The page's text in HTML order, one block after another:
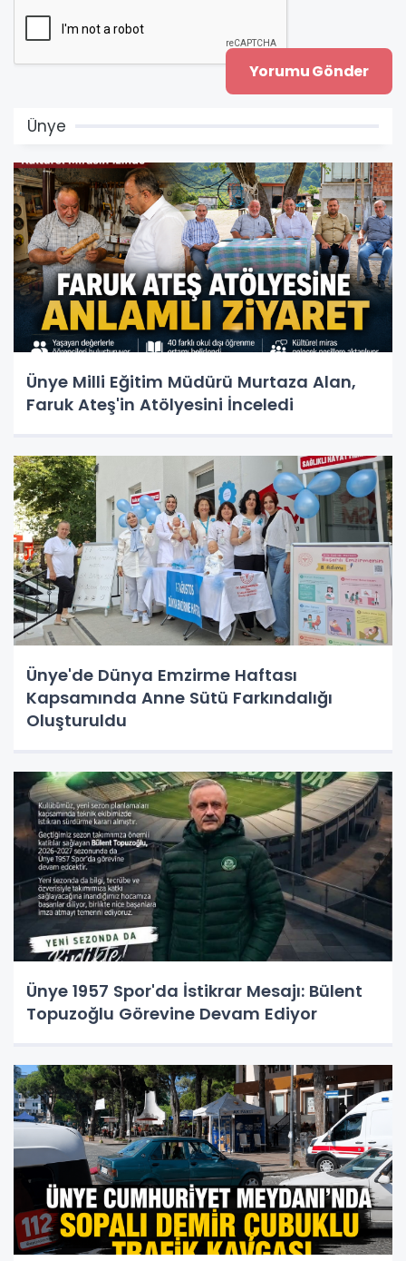
Ünye
Ünye Milli Eğitim Müdürü Murtaza Alan,
Faruk Ateş'in Atölyesini İnceledi
Ünye'de Dünya Emzirme Haftası
Kapsamında Anne Sütü Farkındalığı
Oluşturuldu
Ünye 1957 Spor'da İstikrar Mesajı: Bülent
Topuzoğlu Görevine Devam Ediyor